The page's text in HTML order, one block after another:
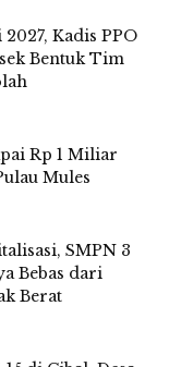
Kadis PPO
Bentuk Tim
Rp 1 Miliar
Mules
SMPN 3
Bebas dari
Berat